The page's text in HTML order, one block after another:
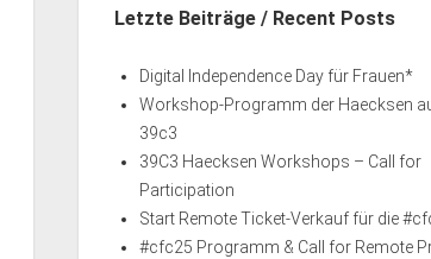
Letzte Beiträge / Recent Posts
Digital Independence Day für Frauen*
Workshop-Programm der Haecksen
39c3
39C3 Haecksen Workshops – Call for
Participation
Start Remote Ticket-Verkauf für die
#cfc25 Programm & Call for Remote